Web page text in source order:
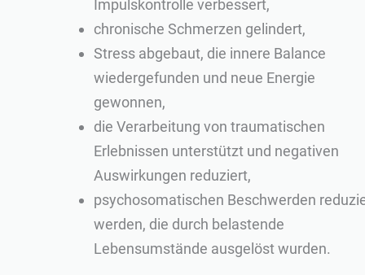
Impulskontrolle verbessert,
chronische Schmerzen gelindert,
Stress abgebaut, die innere Balance
wiedergefunden und neue Energie
gewonnen,
die Verarbeitung von traumatischen
Erlebnissen unterstützt und negativen
Auswirkungen reduziert,
psychosomatischen Beschwerden
werden, die durch belastende
Lebensumstände ausgelöst wurden.